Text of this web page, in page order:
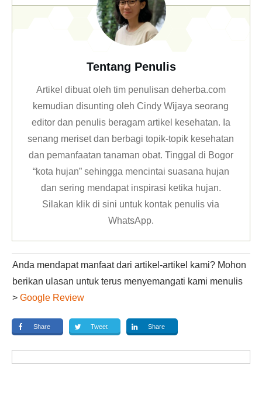
Tentang Penulis
Artikel dibuat oleh tim penulisan deherba.com
kemudian disunting oleh Cindy Wijaya seorang
editor dan penulis beragam artikel kesehatan. Ia
senang meriset dan berbagi topik-topik kesehatan
dan pemanfaatan tanaman obat. Tinggal di Bogor
“kota hujan” sehingga mencintai suasana hujan
dan sering mendapat inspirasi ketika hujan.
Silakan klikdi sini untuk kontak penulis via
WhatsApp.
Anda mendapat manfaat dari artikel-artikel kami? Mohon
berikan ulasan untuk terus menyemangati kami menulis
> Google Review
Share Tweet Share